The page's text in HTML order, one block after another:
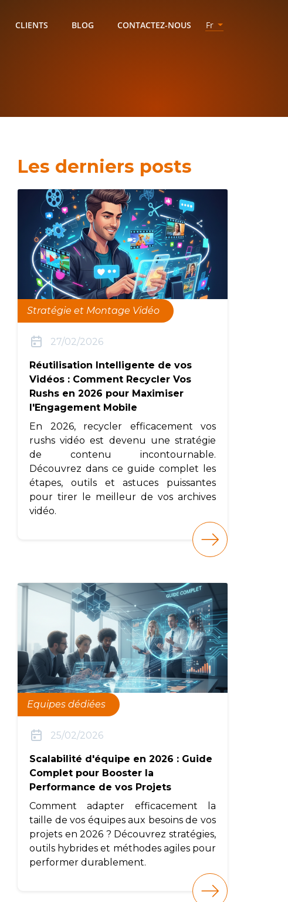
CLIENTS BLOG CONTACTEZ-NOUS Fr
Les derniers posts
Stratégie et Montage Vidéo
27/02/2026
Réutilisation Intelligente de vos
Vidéos : Comment Recycler Vos
Rushs en 2026 pour Maximiser
l'Engagement Mobile
En 2026, recycler efficacement vos
rushs vidéo est devenu une stratégie
de contenu incontournable.
Découvrez dans ce guide complet les
étapes, outils et astuces puissantes
pour tirer le meilleur de vos archives
vidéo.
Equipes dédiées
25/02/2026
Scalabilité d'équipe en 2026 : Guide
Complet pour Booster la
Performance de vos Projets
Comment adapter efficacement la
taille de vos équipes aux besoins de vos
projets en 2026 ? Découvrez stratégies,
outils hybrides et méthodes agiles pour
performer durablement.